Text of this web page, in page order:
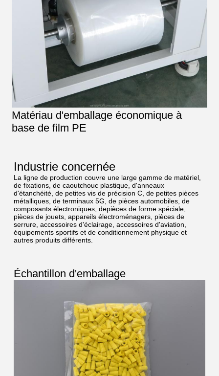
Matériau d'emballage économique à
base de film PE
Industrie concernée
La ligne de production couvre une large gamme de matériel,
de fixations, de caoutchouc plastique, d'anneaux
d'étanchéité, de petites vis de précision C, de petites pièces
métalliques, de terminaux 5G, de pièces automobiles, de
composants électroniques, depièces de forme spéciale,
pièces de jouets, appareils électroménagers, pièces de
serrure, accessoires d'éclairage, accessoires d'aviation,
équipements sportifs et de conditionnement physique et
autres produits différents.
Échantillon d'emballage